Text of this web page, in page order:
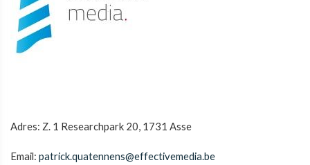
Adres: Z. 1 Researchpark 20, 1731 Asse
Email: patrick.quatennens@effectivemedia.be